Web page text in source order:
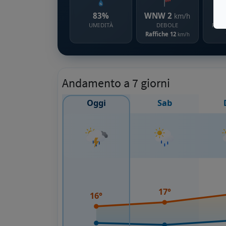
83%
UMIDITÀ
WNW 2 km/h
DEBOLE
Raffiche 12 km/h
Andamento a 7 giorni
Oggi Sab
16° 17°